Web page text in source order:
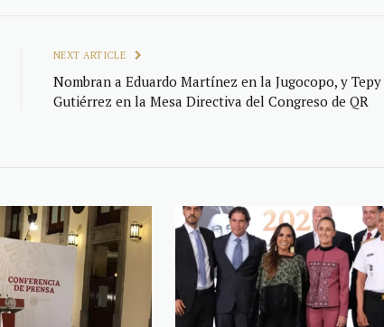
NEXT ARTICLE
Nombran a Eduardo Martínez en la Jugocopo, y Tepy
Gutiérrez en la Mesa Directiva del Congreso de QR